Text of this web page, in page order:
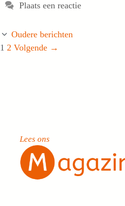
Plaats een reactie
Oudere berichten
Pagina
1 Pagina
2 Volgende →
Lees ons